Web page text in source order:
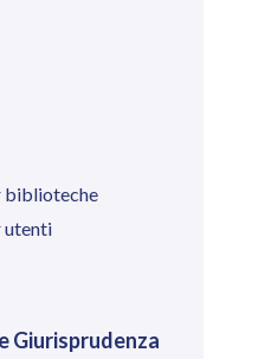
biblioteche
utenti
Giurisprudenza